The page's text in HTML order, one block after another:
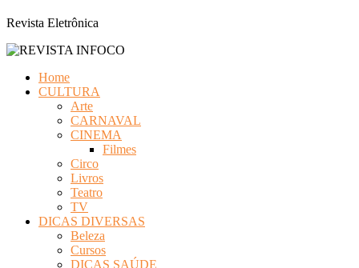
Revista Eletrônica
Home
CULTURA
Arte
CARNAVAL
CINEMA
Filmes
Circo
Livros
Teatro
TV
DICAS DIVERSAS
Beleza
Cursos
DICAS SAÚDE